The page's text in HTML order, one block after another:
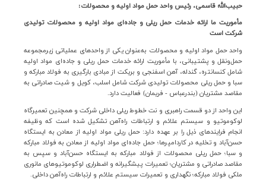
حبیب‌الله قاسمی، رئیس واحد حمل مواد اولیه و محصولات:
مأموریت ما ارائه خدمات حمل ریلی و جاده‌ای مواد اولیه و محصولات تولیدی
شرکت است
واحد حمل مواد اولیه و محصولات به‌عنوان یکی از واحدهای عملیاتی زیرمجموعه
حمل‌ونقل و پشتیبانی، با مأموریت ارائه خدمات حمل ریلی و جاده‌ای مواد اولیه
شامل کنسانتره، گندله، آهن اسفنجی و بریکت از مبادی بارگیری به فولاد مبارکه و
سبا و حمل ریلی محصولات تولیدی شرکت شامل اسلب، کویل و شیت صادراتی به
مقاصد مشتریان (بندرعباس - فریمان) فعالیت دارد.
این واحد از دو قسمت راهبری و نت خطوط ریلی داخلی شرکت و همچنین تعمیرگاه
لوکوموتیو و سیستم علائم و ارتباطات راه‌آهن تشکیل شده است که وظیفه
انجام فرایندهای ذیل را بر عهده دارد: حمل ریلی مواد اولیه از معادن به ایستگاه
حسن‌آباد و تخلیه در کاردامپرها؛ حمل جاده‌ای مواد اولیه از معادن به فولاد مبارکه
و سبا؛ حمل ریلی محصولات از فولاد مبارکه به ایستگاه حسن‌آباد و سپس به
مقاصد صادراتی و مشتریان؛ تعمیرات پیشگیرانه و اضطراری لوکوموتیوهای مانوری
ملکی فولاد مبارکه؛ نگهداری و تعمیرات سیستم علائم و ارتباطات راه‌آهن داخلی.